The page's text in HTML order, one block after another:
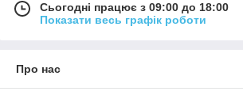
Сьогодні працює з 09:00 до 18:00
Показати весь графік роботи
Про нас